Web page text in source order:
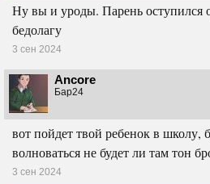
Ну вы и уроды. Парень оступился
бедолагу
3 сен 2024
Ancore
Бар24
вот пойдет твой ребенок в школу,
волноваться не будет ли там тон
3 сен 2024